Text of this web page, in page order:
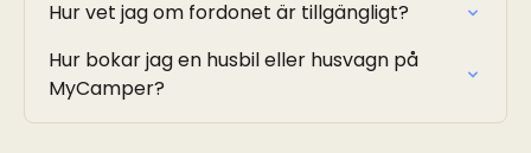
Hur vet jag om fordonet är tillgängligt?
Hur bokar jag en husbil eller husvagn på
MyCamper?